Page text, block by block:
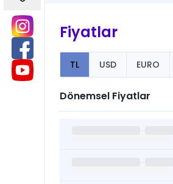
Fiyatlar
TL USD EURO
Dönemsel Fiyatlar